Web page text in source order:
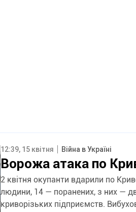
12:39, 15 квітня Війна в Україні
Ворожа атака по
2 квітня окупанти вдарили по
людини, 14 — поранених, з них — двоє дітей. Ракетний удар
криворізьких підприємств.